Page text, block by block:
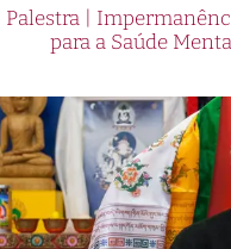
Palestra |
para a Saúde